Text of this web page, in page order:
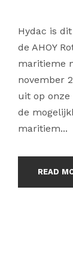
Hydac is
de AHOY
maritieme
november
uit op onze
de
maritiem...
READ